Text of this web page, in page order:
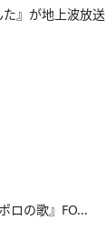
』が地上波放送
ロの歌』FO...